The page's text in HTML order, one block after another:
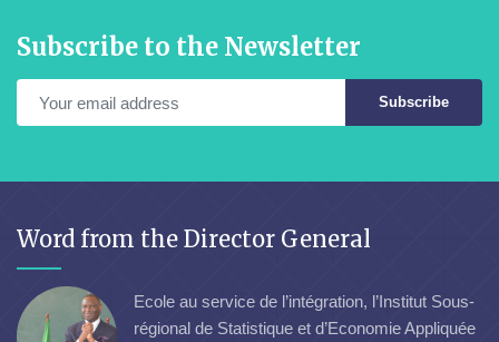
Subscribe to the Newsletter
Subscribe
Word from the Director General
Ecole au service de l’intégration, l’Institut Sous-
régional de Statistique et d’Economie Appliquée